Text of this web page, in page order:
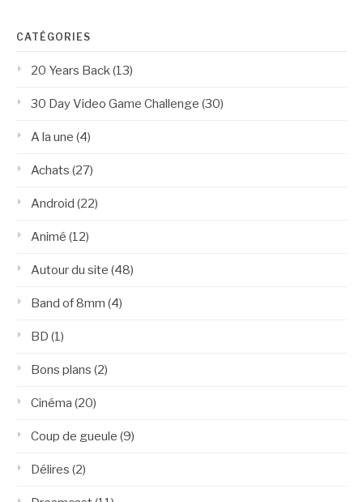
CATÉGORIES
20 Years Back(13)
30 Day Video Game Challenge (30)
A la une (4)
Achats (27)
Android (22)
Animé (12)
Autour du site (48)
Band of 8mm (4)
BD (1)
Bons plans (2)
Cinéma (20)
Coup de gueule (9)
Délires (2)